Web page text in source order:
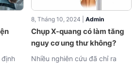
định
8, Tháng 10, 2024 | Admin
Chụp X-quang có làm tăng
nguy cơ ung thư không?
Nhiều nghiên cứu đã chỉ ra